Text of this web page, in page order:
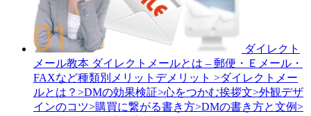
ダイレクト
メール教本 ダイレクトメールとは – 郵便・Ｅメール・
FAXなど種類別メリットデメリット >ダイレクトメー
ルとは？>DMの効果検証>心をつかむ挨拶文>外観デザ
インのコツ>購買に繋がる書き方>DMの書き方と文例>